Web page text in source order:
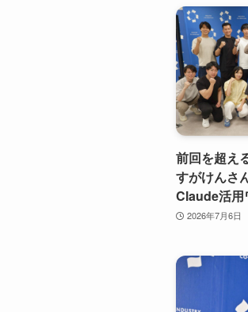
前回を超え
すがけんさ
Claude活用
2026年7月6日